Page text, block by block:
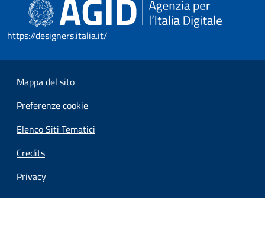
https://designers.italia.it/
Mappa del sito
Preferenze cookie
Elenco Siti Tematici
Credits
Privacy